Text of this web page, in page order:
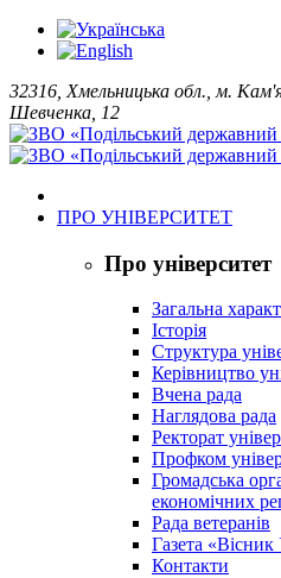
32316, Хмельницька обл., м.
Шевченка, 12
ПРО УНІВЕРСИТЕТ
Про університет
Загальна
Історія
Структура
Керівництво
Вчена рада
Наглядова рада
Ректорат
Профком
Громадська
економічних
Рада ветеранів
Газета «Вісник
Контакти